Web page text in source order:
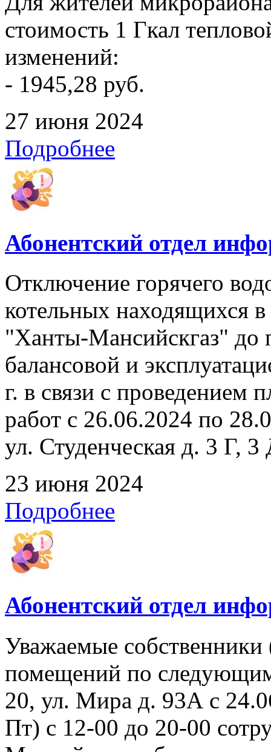
стоимость 1 Гкал
изменений:
- 1945,28 руб.
27 июня 2024
Подробнее
Абонентский отдел
Отключение горячего
котельных находящихся
"Ханты-Мансийскгаз" до
балансовой и
г. в связи с проведением
работ с 26.06.2024 по
ул. Студенческая д. 3 Г, 3
23 июня 2024
Подробнее
Абонентский отдел
Уважаемые
помещений по
20, ул. Мира д. 93А с
Пт) с 12-00 до 20-00